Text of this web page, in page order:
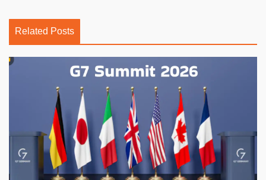
Related Posts